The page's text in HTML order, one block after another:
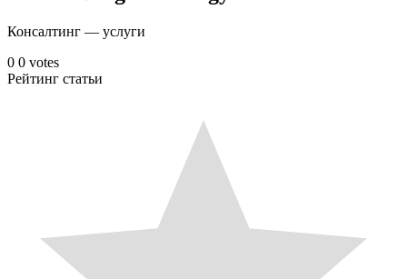
Консалтинг — услуги
0 0 votes
Рейтинг статьи